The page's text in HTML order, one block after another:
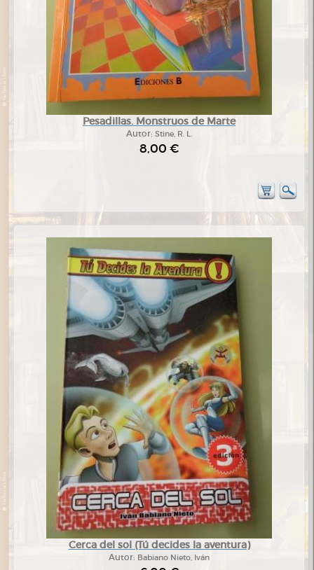
Pesadillas. Monstruos de Marte
Autor: Stine, R. L.
8,00 €
Cerca del sol (Tú decides la aventura)
Autor: Babiano Nieto, Iván